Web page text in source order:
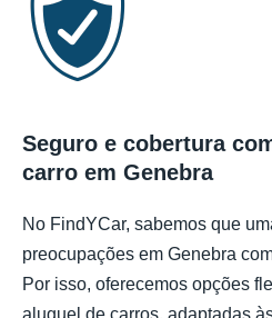
Seguro e cobertura
carro em Genebra
No FindYCar, sabemos que
preocupações em Genebra
Por isso, oferecemos opções
aluguel de carros, adaptadas